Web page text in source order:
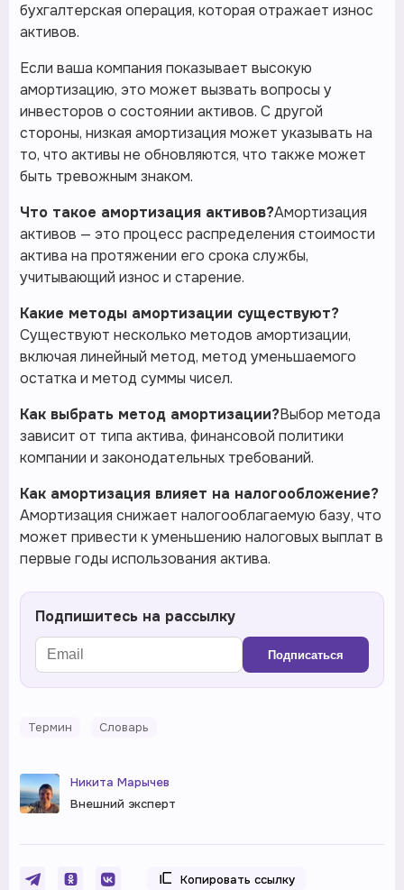
бухгалтерская операция, которая отражает износ
активов.
Если ваша компания показывает высокую
амортизацию, это может вызвать вопросы у
инвесторов о состоянии активов. С другой
стороны, низкая амортизация может указывать на
то, что активы не обновляются, что также может
быть тревожным знаком.
Что такое амортизация активов?Амортизация
активов — это процесс распределения стоимости
актива на протяжении его срока службы,
учитывающий износ и старение.
Какие методы амортизации существуют?
Существуют несколько методов амортизации,
включая линейный метод, метод уменьшаемого
остатка и метод суммы чисел.
Как выбрать метод амортизации?Выбор метода
зависит от типа актива, финансовой политики
компании и законодательных требований.
Как амортизация влияет на налогообложение?
Амортизация снижает налогооблагаемую базу, что
может привести к уменьшению налоговых выплат в
первые годы использования актива.
Подпишитесь на рассылку
Подписаться
Термин Словарь
Никита Марычев
Внешний эксперт
Копировать ссылку